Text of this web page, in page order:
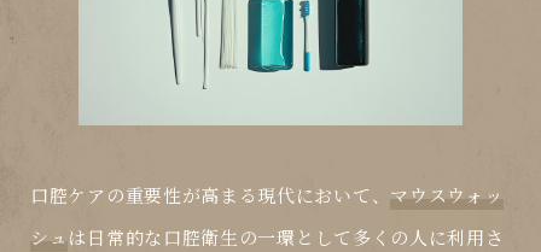
口腔ケアの重要性が高まる現代において、 マウスウォッ
シュは日常的な口腔衛生の一環として多くの人に利用さ